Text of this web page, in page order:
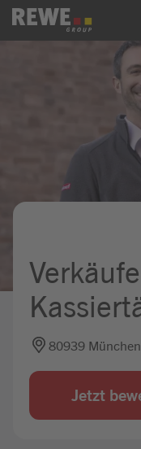
Zum Inhalt springen
REWE
Mein
80939 München
Jetzt